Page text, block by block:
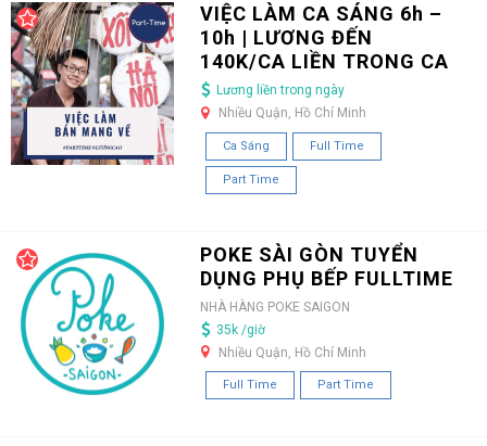
VIỆC LÀM CA SÁNG 6h –
10h | LƯƠNG ĐẾN
140K/CA LIỀN TRONG CA
Lương liền trong ngày
Nhiều Quận, Hồ Chí Minh
Ca Sáng Full Time
Part Time
POKE SÀI GÒN TUYỂN
DỤNG PHỤ BẾP FULLTIME
NHÀ HÀNG POKE SAIGON
35k /giờ
Nhiều Quận, Hồ Chí Minh
Full Time Part Time